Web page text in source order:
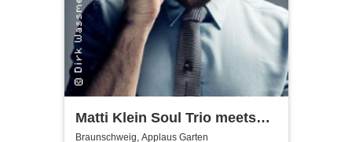
Matti Klein Soul Trio meets
Max Mutzke
Braunschweig, Applaus Garten